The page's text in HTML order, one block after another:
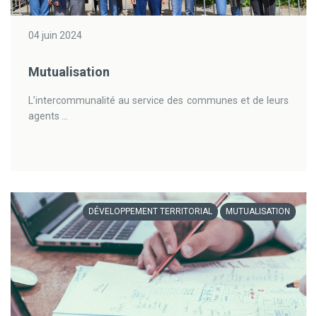
04 juin 2024
Mutualisation
L’intercommunalité au service des communes et de leurs
agents ...
DÉVELOPPEMENT TERRITORIAL MUTUALISATION